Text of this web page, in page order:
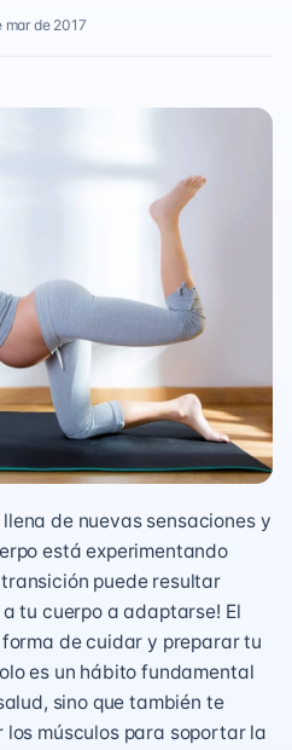
mar de 2017
de nuevas sensaciones y
está experimentando
puede resultar
tu cuerpo a adaptarse! El
de cuidar y preparar tu
es un hábito fundamental
sino que también te
músculos para soportar la